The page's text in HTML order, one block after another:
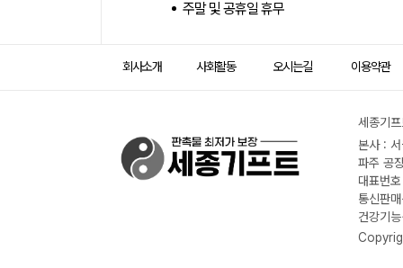
주말 및 공휴일 휴무
회사소개 사회활동 오시는길 이용약관
세종기
본사 :
파주 공
대표번
통신판
건강기